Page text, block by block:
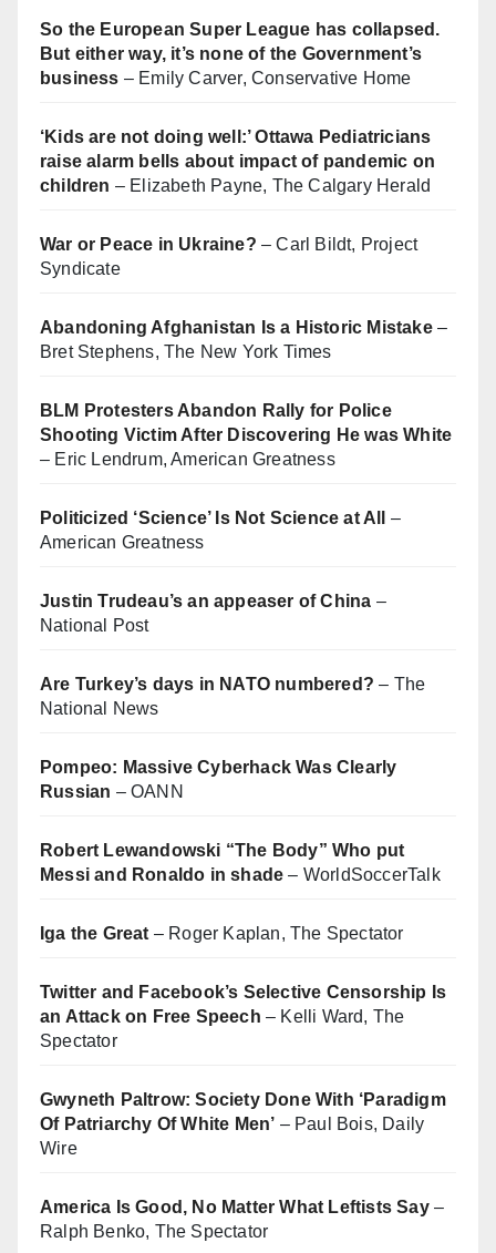
So the European Super League has collapsed.
But either way, it’s none of the Government’s
business – Emily Carver, Conservative Home
‘Kids are not doing well:’ Ottawa Pediatricians
raise alarm bells about impact of pandemic on
children – Elizabeth Payne, The Calgary Herald
War or Peace in Ukraine? – Carl Bildt, Project
Syndicate
Abandoning Afghanistan Is a Historic Mistake–
Bret Stephens, The New York Times
BLM Protesters Abandon Rally for Police
Shooting Victim After Discovering He was White
– Eric Lendrum, American Greatness
Politicized ‘Science’ Is Not Science at All
–
American Greatness
Justin Trudeau’s an appeaser of China –
National Post
Are Turkey’s days in NATO numbered? – The
National News
Pompeo: Massive Cyberhack Was Clearly
Russian – OANN
Robert Lewandowski “The Body” Who put
Messi and Ronaldo in shade – WorldSoccerTalk
Iga the Great – Roger Kaplan, The Spectator
Twitter and Facebook’s Selective Censorship Is
an Attack on Free Speech – Kelli Ward, The
Spectator
Gwyneth Paltrow: Society Done With ‘Paradigm
Of Patriarchy Of White Men’ – Paul Bois, Daily
Wire
America Is Good, No Matter What Leftists Say–
Ralph Benko, The Spectator